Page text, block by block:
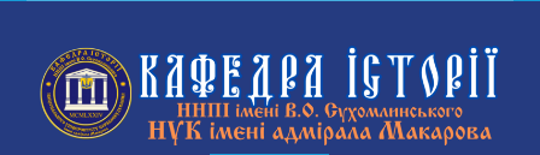
вмісту